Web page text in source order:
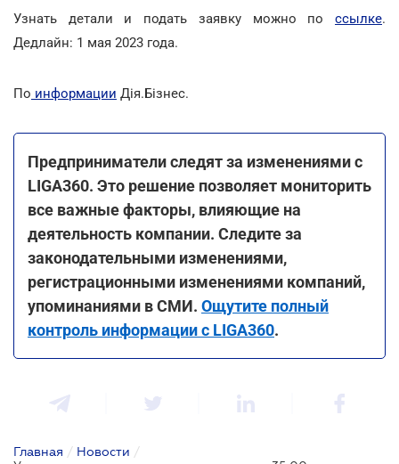
Узнать детали и подать заявку можно по ссылке.
Дедлайн: 1 мая 2023 года.
По информации Дія.Бізнес.
Предприниматели следят за изменениями с
LIGA360. Это решение позволяет мониторить
все важные факторы, влияющие на
деятельность компании. Следите за
законодательными изменениями,
регистрационными изменениями компаний,
упоминаниями в СМИ. Ощутите полный
контроль информации с LIGA360.
Главная / Новости /